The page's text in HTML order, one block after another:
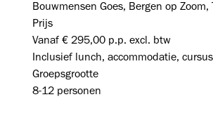
Bouwmensen Goes, Bergen op
Prijs
Vanaf € 295,00 p.p. excl. btw
Inclusief lunch, accommodatie,
Groepsgrootte
8-12 personen